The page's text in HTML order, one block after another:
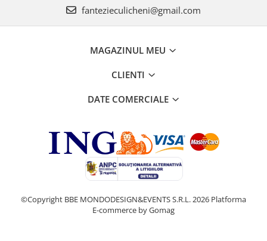
fantezieculicheni@gmail.com
MAGAZINUL MEU
CLIENTI
DATE COMERCIALE
©Copyright BBE MONDODESIGN&EVENTS S.R.L. 2026 Platforma
E-commerce by Gomag